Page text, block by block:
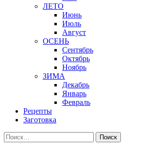
ЛЕТО
Июнь
Июль
Август
ОСЕНЬ
Сентябрь
Октябрь
Ноябрь
ЗИМА
Декабрь
Январь
Февраль
Рецепты
Заготовка
Найти: